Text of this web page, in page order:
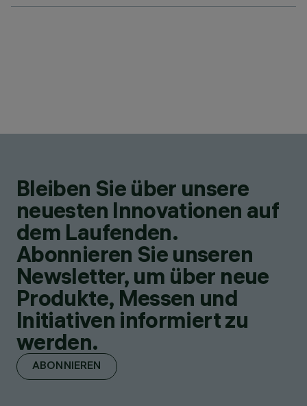
Bleiben Sie über unsere
neuesten Innovationen auf
dem Laufenden.
Abonnieren Sie unseren
Newsletter, um über neue
Produkte, Messen und
Initiativen informiert zu
werden.
ABONNIEREN